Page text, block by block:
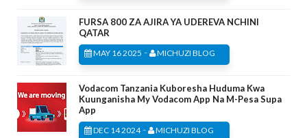
FURSA 800 ZA AJIRA YA UDEREVA NCHINI
QATAR
MAY 16 2025 - MICHUZI BLOG
Vodacom Tanzania Kuboresha Huduma Kwa
Kuunganisha My Vodacom App Na M-Pesa Supa
App
DEC 14 2024- MICHUZI BLOG